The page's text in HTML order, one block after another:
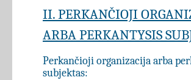
II. PERKANČIOJI
ARBA PERKANTYSIS
Perkančioji organizacija arba
subjektas: